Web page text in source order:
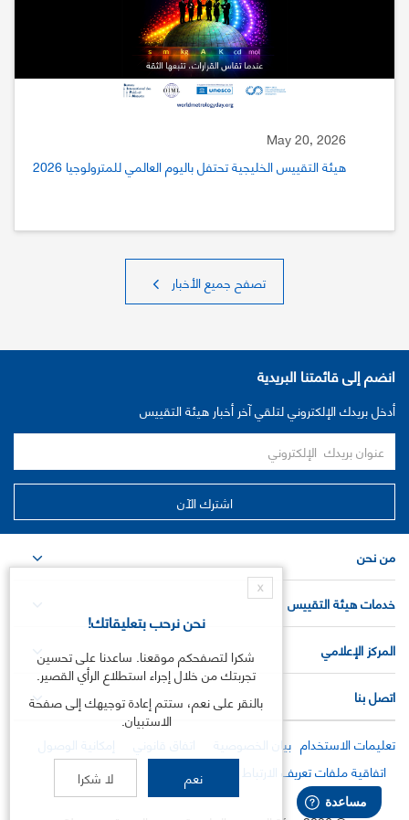
May 20, 2026
هيئة التقييس الخليجية تحتفل باليوم العالمي للمترولوجيا 2026
تصفح جميع الأخبار
انضم إلى قائمتنا البريدية
أدخل بريدك الإلكتروني لتلقي آخر أخبار هيئة التقييس
من نحن
خدمات هيئة التقييس
المركز الإعلامي
اتصل بنا
تعليمات الاستخدام بيان الخصوصية اتفاق قانوني
إمكانية الوصول
اتفاقية ملفات تعريف الارتباط
X
نحن نرحب بتعليقاتك!
شكرا لتصفحكم موقعنا. ساعدنا على تحسين
تجربتك من خلال إجراء استطلاع الرأي القصير.
بالنقر على نعم، ستتم إعادة توجيهك إلى صفحة
الاستبيان.
نعم لا شكرا